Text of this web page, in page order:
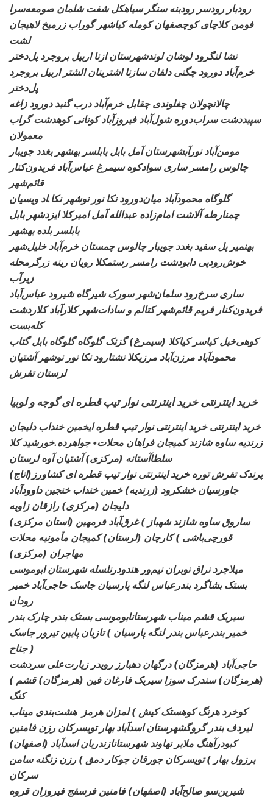
رودبار رودسر رودبنه سنگر سیاهکل شفت شلمان صومعه‌سرا
فومن کلاچای کوچصفهان کومله کیاشهر گوراب زرمیخ لاهیجان
لشت
نشا لنگرود لوشانلوندشهرستان ازنا اربیل بروجرد پل‌دختر
خرم‌آباد دورود چگنی دلفان سازنا اشترینان الشتر اربیل بروجرد
پل‌دختر
چالانچولان چغلوندیچقابل خرم‌آباد درب گنبد دورود زاغه
سپیددشت سراب‌دوره شول‌آباد فیروزآباد کونانی کوهدشت گراب
معمولان
مومن‌آباد نورآبشهرستانآمل بابل بابلسر بهشهر بغدد جویبار
چالوس رامسر ساری سوادکوه سیمرغ عباس‌آباد فریدون‌کنار
قائم‌شهر
گلوگاه محمودآباد میان‌دورودنکا نور نوشهر نکا.اد ویسیان
چمنارطه آلاشت امام‌زاده عبدالله آمل امیرکلا ایزدشهر بابل
بابلسر بلده بهشهر
بهنمیر پل سفید بغددجویبار چالوس چمستان خرم‌آباد خلیل‌شهر
خوش‌رودپی دابودشت رامسر رستمکلا رویان رینه زرگرمحله
زیرآب
ساری سرخ‌رود سلمان‌شهرسورک شیرگاه شیرود عباس‌آباد
فریدون‌کنار فریم قائم‌شهر کتالم و سادات‌شهر کلارآباد کلاردشت
کله‌بست
کوهی‌خیل کیاسر کیاکلا (سیمرغ) گزنک گلوگاه گلوگاه بابل گتاب
محمودآباد مرزن‌آباد مرزیکلا نشتارود نکا نور نوشهر آشتیان
لرستان تفرش
خرید اینترنتی خرید اینترنتی نوار تیپ قطره ای گوجه و لوبیا
خرید اینترنتی خرید اینترنتی نوار تیپ قطره ایخمین خنداب دلیجان
زرندیه ساوه شازند کمیجان فراهان محلات• جواهرده.خورشید کلا
سلطاآستانه (مرکزی) آشتیان آوه لرستان
(اناج)پرندک تفرش توره خرید اینترنتی نوار تیپ قطره ای کشاورز
جاورسیان خشکرود (زرندیه) خمین خنداب خنجین داوودآباد
دلیجان (مرکزی) رازقان زاویه
(استان مرکزی) ساروق ساوه شازند شهباز )غرق‌آباد فرمهین
قورچی‌باشی ) کارچان (لرستان) کمیجان مأمونیه محلات
مهاجران (مرکزی)
میلاجرد نراق نوبران نیم‌ور هندودرنلسلهشهرستان ابوموسی
بستک بشاگرد بندرعباس لنگه پارسیان جاسک حاجی‌آباد خمیر
رودان
سیریک قشم میناب شهرستانابوموسیبستک بندر چارک بندر
خمیر بندرعباس بندر لنگه پارسیان ) تازیان پایین تیرور جاسک
جناح )
حاجی‌آباد (هرمزگان) درگهان دهبارز رویدرزیارت‌علی سردشت
(هرمزگان) سندرک سوزا سیریک فارغان فین (هرمزگان) قشم )
کنگ
کوخرد هرنگ کوهستک کیش ) لمزان هرمزهشت‌بندی میناب
لیردف بندر گروگشهرستان اسدآباد بهار تویسرکان رزن فامنین
کبودرآهنگ ملایر نهاوند شهرستانازندریان اسدآباد (اصفهان)
برزول بهار ) تویسرکان جورقان جوکار دمق ) رزن زنگنه سامن
سرکان
شیرین‌سو صالح‌آباد (اصفهان) فامنین فرسفج فیروزانقروه